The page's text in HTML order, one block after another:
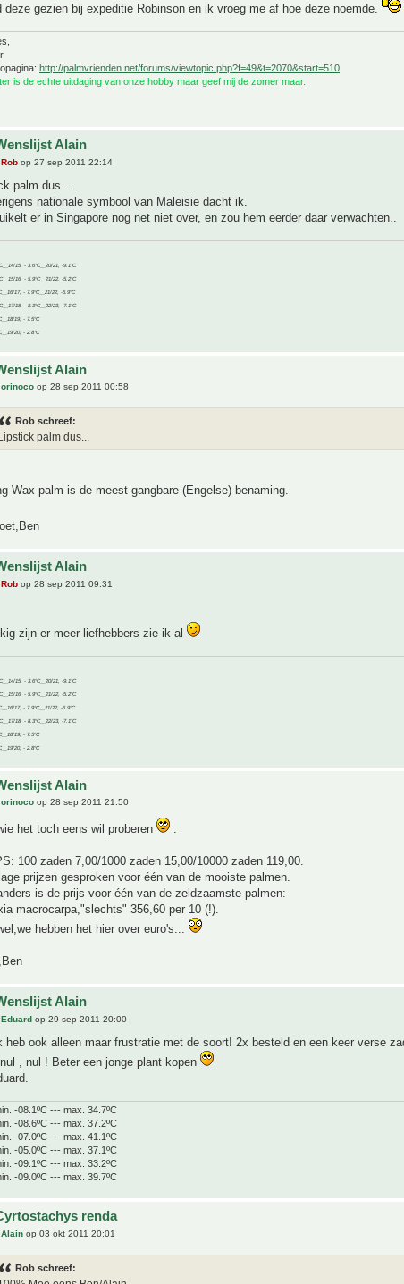
deze gezien bij expeditie Robinson en ik vroeg me af hoe deze noemde.
http://palmvrienden.net/forums/viewtopic.php?f=49&t=2070&start=510
is de echte uitdaging van onze hobby maar geef mij de zomer maar.
Alain
Rob op 27 sep 2011 22:14
palm dus...
nationale symbool van Maleisie dacht ik.
er in Singapore nog net niet over, en zou hem eerder daar verwachten..
15, - 3.6°C__20/21, -9.1°C
16, - 5.9°C__21/22, -5.2°C
17, - 7.9°C__21/22, -6.9°C
18, - 8.3°C__22/23, -7.1°C
19, - 7.5°C
20, - 2.8°C
Alain
orinoco op 28 sep 2011 00:58
Rob schreef:
Lipstick palm dus...
Wax palm is de meest gangbare (Engelse) benaming.
Alain
Rob op 28 sep 2011 09:31
zijn er meer liefhebbers zie ik al
15, - 3.6°C__20/21, -9.1°C
16, - 5.9°C__21/22, -5.2°C
17, - 7.9°C__21/22, -6.9°C
18, - 8.3°C__22/23, -7.1°C
19, - 7.5°C
20, - 2.8°C
Alain
orinoco op 28 sep 2011 21:50
het toch eens wil proberen :
100 zaden 7,00/1000 zaden 15,00/10000 zaden 119,00.
prijzen gesproken voor één van de mooiste palmen.
is de prijs voor één van de zeldzaamste palmen:
macrocarpa,"slechts" 356,60 per 10 (!).
hebben het hier over euro's...
Alain
Eduard op 29 sep 2011 20:00
heb ook alleen maar frustratie met de soort! 2x besteld en een keer verse
, nul ! Beter een jonge plant kopen
-08.1ºC --- max. 34.7ºC
-08.6ºC --- max. 37.2ºC
-07.0ºC --- max. 41.1ºC
-05.0ºC --- max. 37.1ºC
-09.1ºC --- max. 33.2ºC
-09.0ºC --- max. 39.7ºC
renda
Alain op 03 okt 2011 20:01
Rob schreef: